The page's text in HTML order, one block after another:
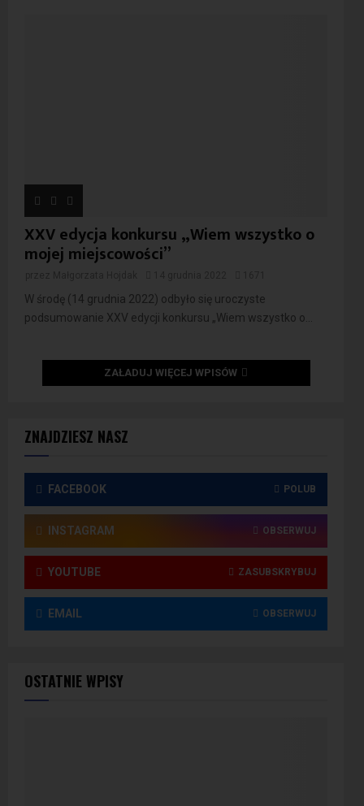
ZNAJDZIESZ NASZ
FACEBOOK POLUB
INSTAGRAM OBSERWUJ
YOUTUBE ZASUBSKRYBUJ
EMAIL OBSERWUJ
OSTATNIE WPISY
XXV edycja konkursu „Wiem wszystko o
mojej miejscowości”
W środę (14 grudnia 2022) odbyło się uroczyste
podsumowanie XXV edycji konkursu „Wiem wszystko o...
ZAŁADUJ WIĘCEJ WPISÓW